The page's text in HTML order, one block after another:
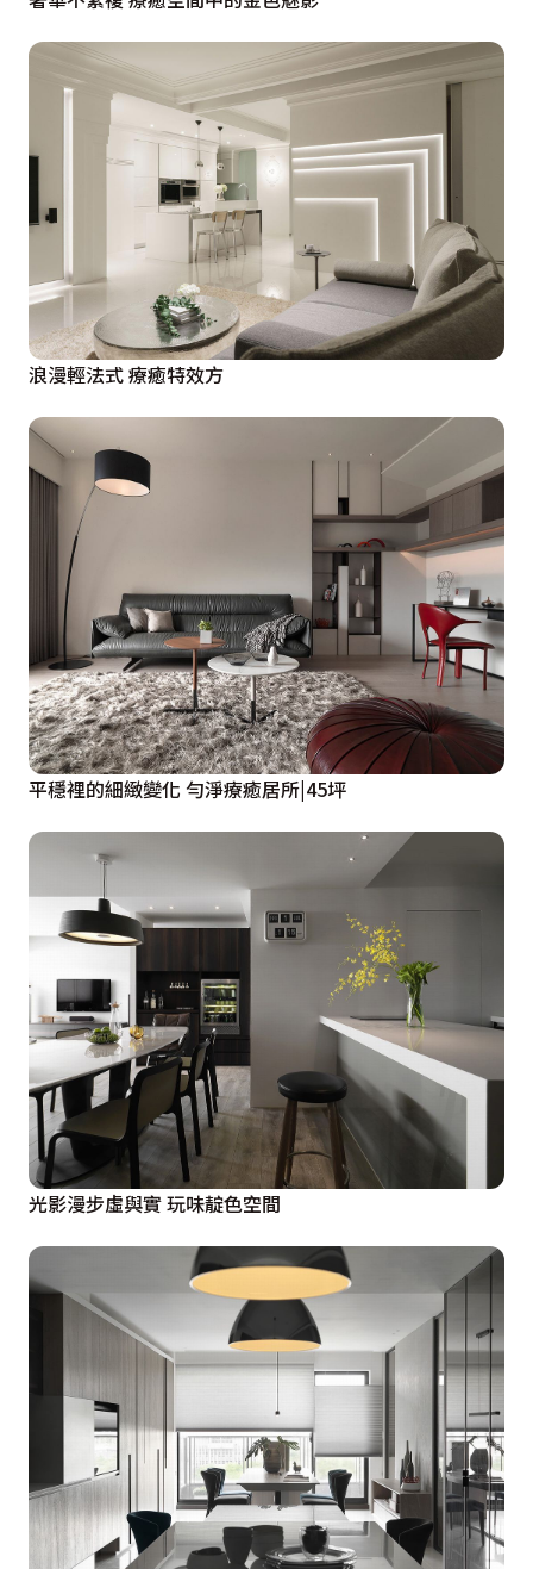
浪漫輕法式 療癒特效方
平穩裡的細緻變化 勻淨療癒居所|45坪
光影漫步虛與實 玩味靛色空間